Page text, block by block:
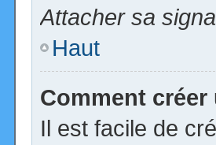
Attacher sa
Haut
Comment
Il est facile de